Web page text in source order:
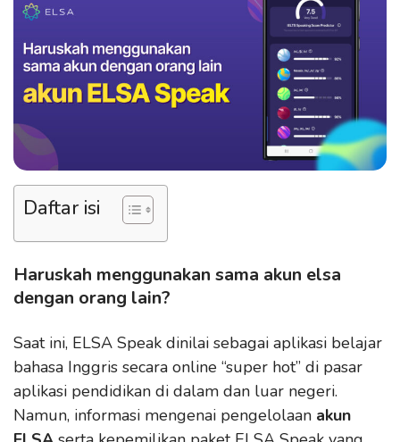
Daftar isi
Haruskah menggunakan sama akun elsa
dengan orang lain?
Saat ini, ELSA Speak dinilai sebagai aplikasi belajar
bahasa Inggris secara online “super hot” di pasar
aplikasi pendidikan di dalam dan luar negeri.
Namun, informasi mengenai pengelolaan akun